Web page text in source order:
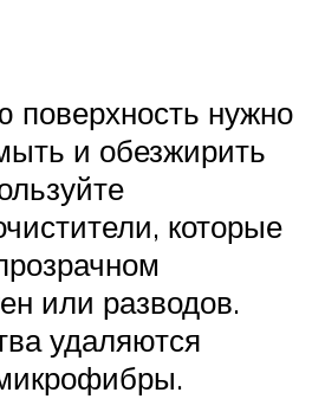
нужно
и обезжирить
которые
или разводов.
удаляются